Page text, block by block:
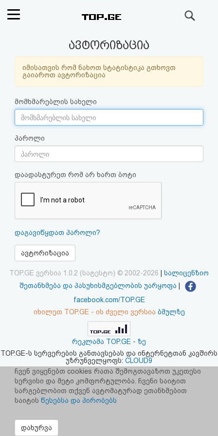
ფოსტა
კითხვა-
პასუხი
ავტორიზაცია
რეგისტრაცია
პაროლის
HTML
კოდი
შეთანხმება
პასუხისმგებლობის
უარყოფა
ავტორიზაცია
იმისათვის რომ ნახოთ სტატისტიკა გთხოვთ
გაიაროთ ავტორიზაცია
მომხმარებლის სახელი
პაროლი
დაადასტურეთ რომ არ ხართ ბოტი
დაგავიწყდათ პაროლი?
ავტორიზაცია
TOP.GE ვერსია 1.0.2 (სატესტო) © 2002-2026
სალიცენზიო
შეთანხმება და პასუხისმგებლობის უარყოფა
facebook.com/TOP.GE
იხილეთ TOP.GE - ის ძველი ვერსია ბმულზე
რეკლამა TOP.GE - ზე
TOP.GE-ს სერვერების განთავსებას და ინტერნეტთან კავშირს
უზრუნველყოფს: CLOUD9
ჩვენ ვიყენებთ cookies რათა შემოგთავაზოთ უკეთესი
სერვისი და მეტი კომფორტულობა. ჩვენი საიტით
სარგებლობით თქვენ ავტომატურად ეთანხმებით
საიტის წესებსა და პირობებს
დახურვა